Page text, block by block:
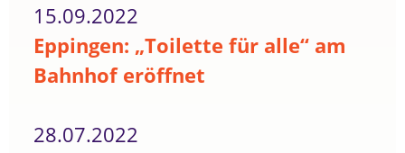
15.09.2022
Eppingen: „Toilette für alle“ am
Bahnhof eröffnet
28.07.2022